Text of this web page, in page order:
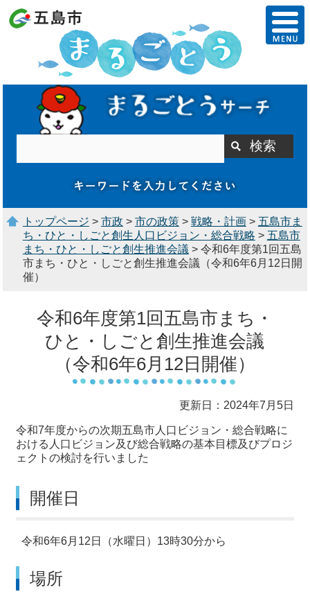
トップページ > 市政 > 市の政策> 戦略・計画> 五島市ま
ち・ひと・しごと創生人口ビジョン・総合戦略 > 五島市
まち・ひと・しごと創生推進会議 > 令和6年度第1回五島
市まち・ひと・しごと創生推進会議（令和6年6月12日開
催）
令和6年度第1回五島市まち・
ひと・しごと創生推進会議
（令和6年6月12日開催）
更新日：2024年7月5日
令和7年度からの次期五島市人口ビジョン・総合戦略に
おける人口ビジョン及び総合戦略の基本目標及びプロジ
ェクトの検討を行いました
開催日
令和6年6月12日（水曜日）13時30分から
場所